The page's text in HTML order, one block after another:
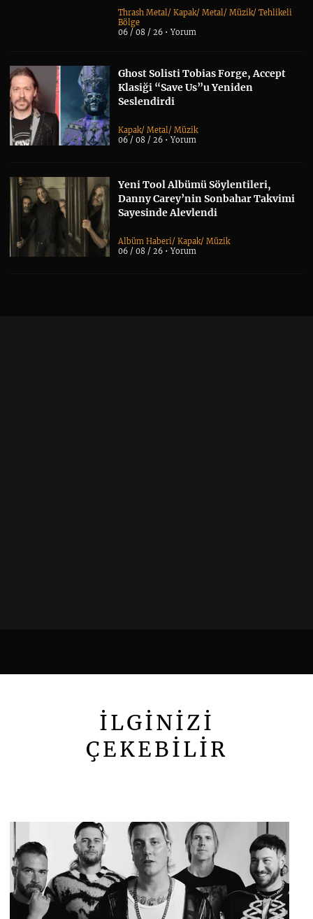
Thrash Metal /Kapak/Metal /Müzik/Tehlikeli
Bölge
06 / 08 / 26 •Yorum
Ghost Solisti Tobias Forge, Accept
Klasiği “Save Us”u Yeniden
Seslendirdi
Kapak/Metal /Müzik
06 / 08 / 26 •Yorum
Yeni Tool Albümü Söylentileri,
Danny Carey’nin Sonbahar Takvimi
Sayesinde Alevlendi
Albüm Haberi/Kapak/Müzik
06 / 08 / 26 •Yorum
İLGİNİZİ
ÇEKEBİLİR